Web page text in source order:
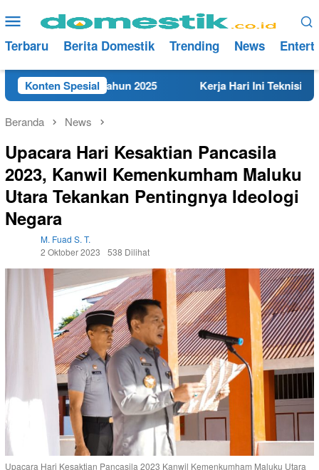
ke
konten
Menu
Mobile
Terbaru Berita Domestik Trending News
Konten Spesial
di Rembang Tahun 2025 Kerja Hari Ini Teknisi/
Beranda News
Upacara Hari Kesaktian Pancasila
2023, Kanwil Kemenkumham Maluku
Utara Tekankan Pentingnya Ideologi
Negara
M. Fuad S. T.
2 Oktober 2023
538 Dilihat
Upacara Hari Kesaktian Pancasila 2023 Kanwil Kemenkumham Maluku Utara